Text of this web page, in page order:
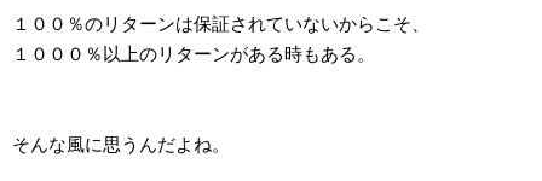
１００％のリターンは保証されていないからこそ、
１０００％以上のリターンがある時もある。
そんな風に思うんだよね。